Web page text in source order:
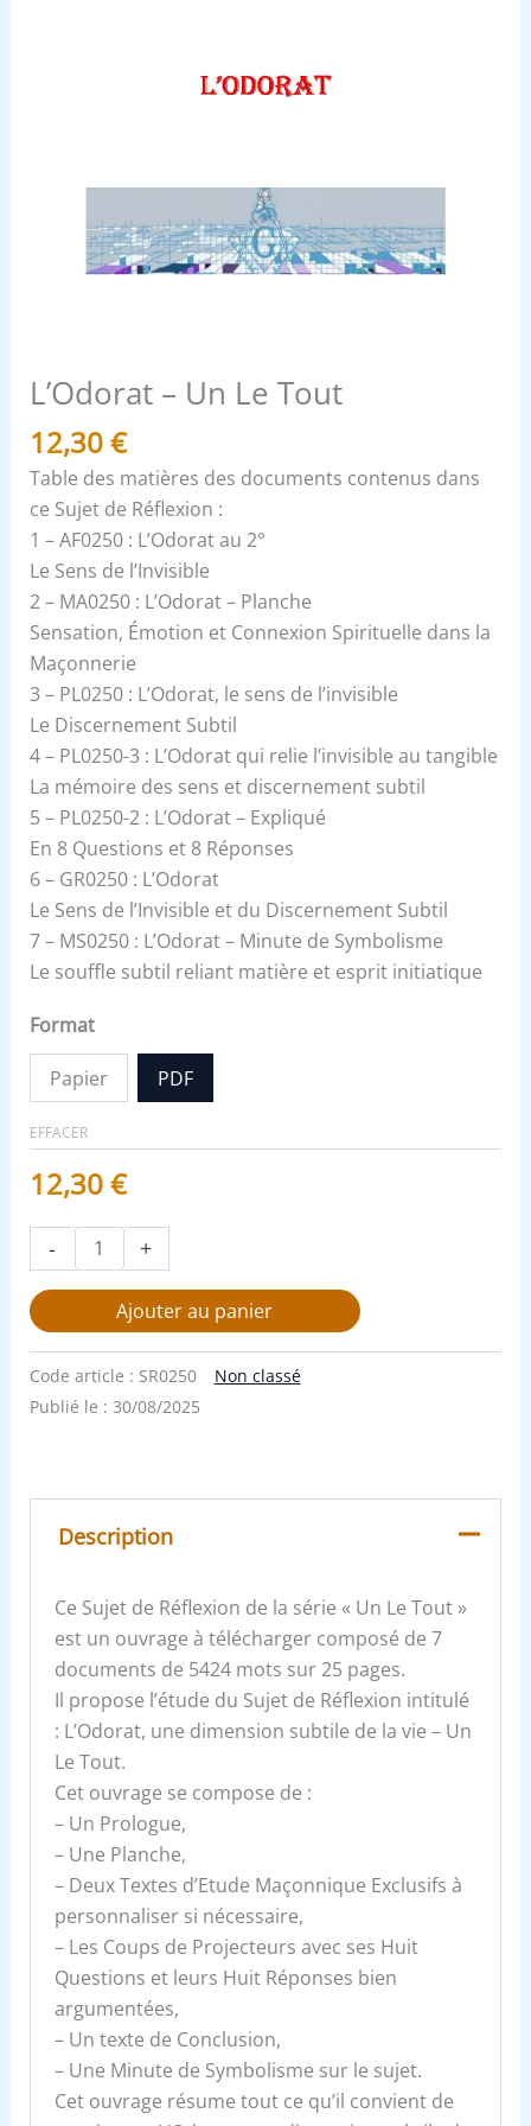
L’Odorat – Un Le Tout
12,30€
Table des matières des documents contenus dans
ce Sujet de Réflexion :
1 – AF0250 : L’Odorat au 2°
Le Sens de l’Invisible
2 – MA0250 : L’Odorat – Planche
Sensation, Émotion et Connexion Spirituelle dans la
Maçonnerie
3 – PL0250 : L’Odorat, le sens de l’invisible
Le Discernement Subtil
4 – PL0250-3 : L’Odorat qui relie l’invisible au tangible
La mémoire des sens et discernement subtil
5 – PL0250-2 : L’Odorat – Expliqué
En 8 Questions et 8 Réponses
6 – GR0250 : L’Odorat
Le Sens de l’Invisible et du Discernement Subtil
7 – MS0250 : L’Odorat – Minute de Symbolisme
Le souffle subtil reliant matière et esprit initiatique
Format
Papier PDF
EFFACER
12,30€
- +
Ajouter au panier
Code article : SR0250
Non classé
Publié le : 30/08/2025
Description
Ce Sujet de Réflexion de la série « Un Le Tout »
est un ouvrage à télécharger composé de 7
documents de 5424 mots sur 25 pages.
Il propose l’étude du Sujet de Réflexion intitulé
: L’Odorat, une dimension subtile de la vie – Un
Le Tout.
Cet ouvrage se compose de :
– Un Prologue,
– Une Planche,
– Deux Textes d’Etude Maçonnique Exclusifs à
personnaliser si nécessaire,
– Les Coups de Projecteurs avec ses Huit
Questions et leurs Huit Réponses bien
argumentées,
– Un texte de Conclusion,
– Une Minute de Symbolisme sur le sujet.
Cet ouvrage résume tout ce qu’il convient de